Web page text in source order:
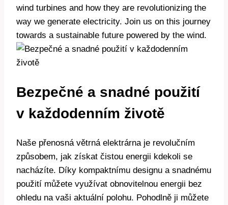
wind turbines and how they are revolutionizing the
way we generate electricity. Join us on this journey
towards a sustainable future powered by the wind.
Bezpečné a snadné použití
v každodenním životě
Naše přenosná větrná elektrárna je revolučním
způsobem, jak získat čistou energii kdekoli se
nacházíte. Díky kompaktnímu designu a snadnému
použití můžete využívat obnovitelnou energii bez
ohledu na vaši aktuální polohu. Pohodlně ji můžete